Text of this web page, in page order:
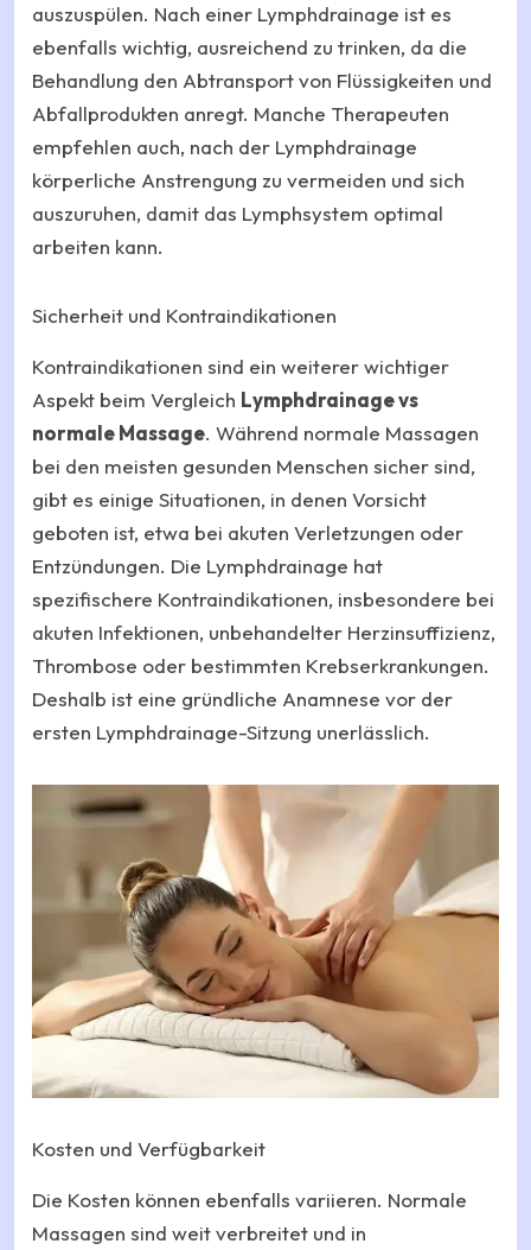
auszuspülen. Nach einer Lymphdrainage ist es
ebenfalls wichtig, ausreichend zu trinken, da die
Behandlung den Abtransport von Flüssigkeiten und
Abfallprodukten anregt. Manche Therapeuten
empfehlen auch, nach der Lymphdrainage
körperliche Anstrengung zu vermeiden und sich
auszuruhen, damit das Lymphsystem optimal
arbeiten kann.
Sicherheit und Kontraindikationen
Kontraindikationen sind ein weiterer wichtiger
Aspekt beim Vergleich Lymphdrainage vs
normale Massage. Während normale Massagen
bei den meisten gesunden Menschen sicher sind,
gibt es einige Situationen, in denen Vorsicht
geboten ist, etwa bei akuten Verletzungen oder
Entzündungen. Die Lymphdrainage hat
spezifischere Kontraindikationen, insbesondere bei
akuten Infektionen, unbehandelter Herzinsuffizienz,
Thrombose oder bestimmten Krebserkrankungen.
Deshalb ist eine gründliche Anamnese vor der
ersten Lymphdrainage-Sitzung unerlässlich.
Kosten und Verfügbarkeit
Die Kosten können ebenfalls variieren. Normale
Massagen sind weit verbreitet und in